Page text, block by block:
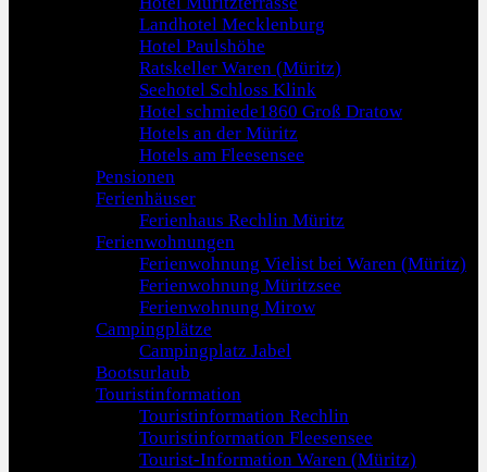
Landhotel Mecklenburg
Hotel Paulshöhe
Ratskeller Waren (Müritz)
Seehotel Schloss Klink
Hotel schmiede1860 Groß Dratow
Hotels an der Müritz
Hotels am Fleesensee
Pensionen
Ferienhäuser
Ferienhaus Rechlin Müritz
Ferienwohnungen
Ferienwohnung Vielist bei Waren (Müritz)
Ferienwohnung Müritzsee
Ferienwohnung Mirow
Campingplätze
Campingplatz Jabel
Bootsurlaub
Touristinformation
Touristinformation Rechlin
Touristinformation Fleesensee
Tourist-Information Waren (Müritz)